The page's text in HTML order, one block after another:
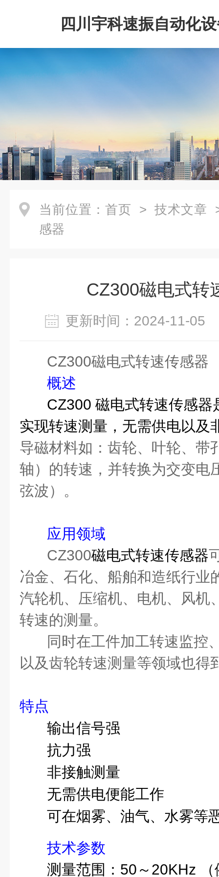
四川宇科速振自动化
公司
当前位置： 首页 > 技术文章
感器
CZ300磁电式转
更新时间：2024-11-
CZ300磁电式转速传感器
概述
CZ300 磁电式转速传感器
实现转速测量，无需供电以及
导磁材料如：齿轮、叶轮、带
轴）的转速，并转换为交变电
弦波）。
应用领域
CZ300磁电式转速传感器
冶金、石化、船舶和造纸行业
汽轮机、压缩机、电机、风机
转速的测量。
同时在工件加工转速监控
以及齿轮转速测量等领域也得
特点
输出信号强
抗力强
非接触测量
无需供电便能工作
可在烟雾、油气、水雾等
技术参数
测量范围：50～20KHz